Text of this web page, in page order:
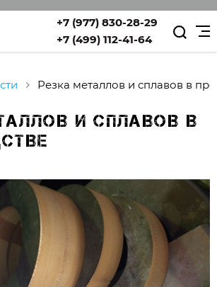
+7 (977) 830-28-29
+7 (499) 112-41-64
Резка металлов и сплавов в
и сплавов в